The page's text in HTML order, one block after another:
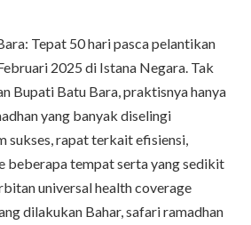
Tepat 50 hari pasca pelantikan
2025 di Istana Negara. Tak
Bupati Batu Bara, praktisnya hanya
yang banyak diselingi
sukses, rapat terkait efisiensi,
beberapa tempat serta yang sedikit
universal health coverage
dilakukan Bahar, safari ramadhan